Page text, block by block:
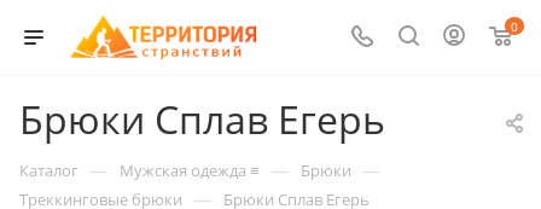
0
Брюки Сплав Егерь
Каталог — Мужская одежда ≡ — Брюки —
Треккинговые брюки — Брюки Сплав Егерь